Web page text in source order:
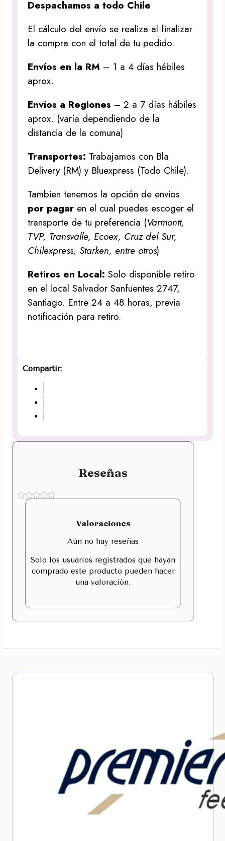
Despachamos a todo Chile
El cálculo del envío se realiza al finalizar
la compra con el total de tu pedido.
Envíos en la RM – 1 a 4 días hábiles
aprox.
Envíos a Regiones – 2 a 7 días hábiles
aprox. (varía dependiendo de la
distancia de la comuna)
Transportes: Trabajamos con Bla
Delivery (RM) y Bluexpress (Todo Chile).
Tambien tenemos la opción de envios
por pagar en el cual puedes escoger el
transporte de tu preferencia (Varmontt,
TVP, Transvalle, Ecoex, Cruz del Sur,
Chilexpress, Starken, entre otros)
Retiros en Local:Solo disponible retiro
en el local Salvador Sanfuentes 2747,
Santiago. Entre 24 a 48 horas, previa
notificación para retiro.
Compartir:
Reseñas
Valoraciones
Aún no hay reseñas
Solo los usuarios registrados que hayan
comprado este producto pueden hacer
una valoración.